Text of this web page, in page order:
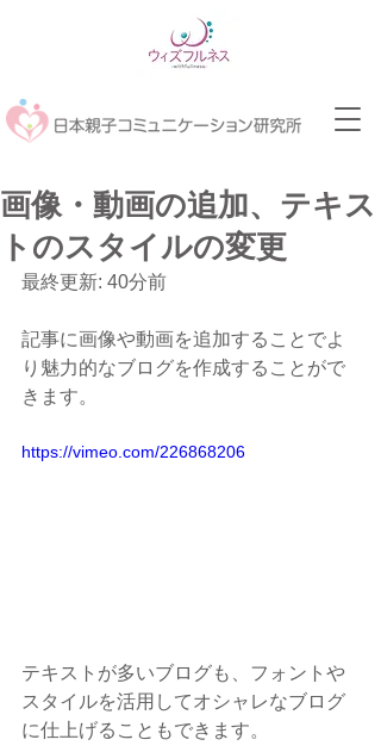
画像・動画の追加、テキス
トのスタイルの変更
最終更新: 40分前
記事に画像や動画を追加することでよ
り魅力的なブログを作成することがで
きます。
https://vimeo.com/226868206
テキストが多いブログも、フォントや
スタイルを活用してオシャレなブログ
に仕上げることもできます。